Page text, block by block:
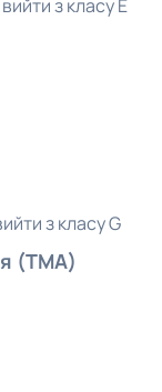
з класу E
з класу G
(TMA)